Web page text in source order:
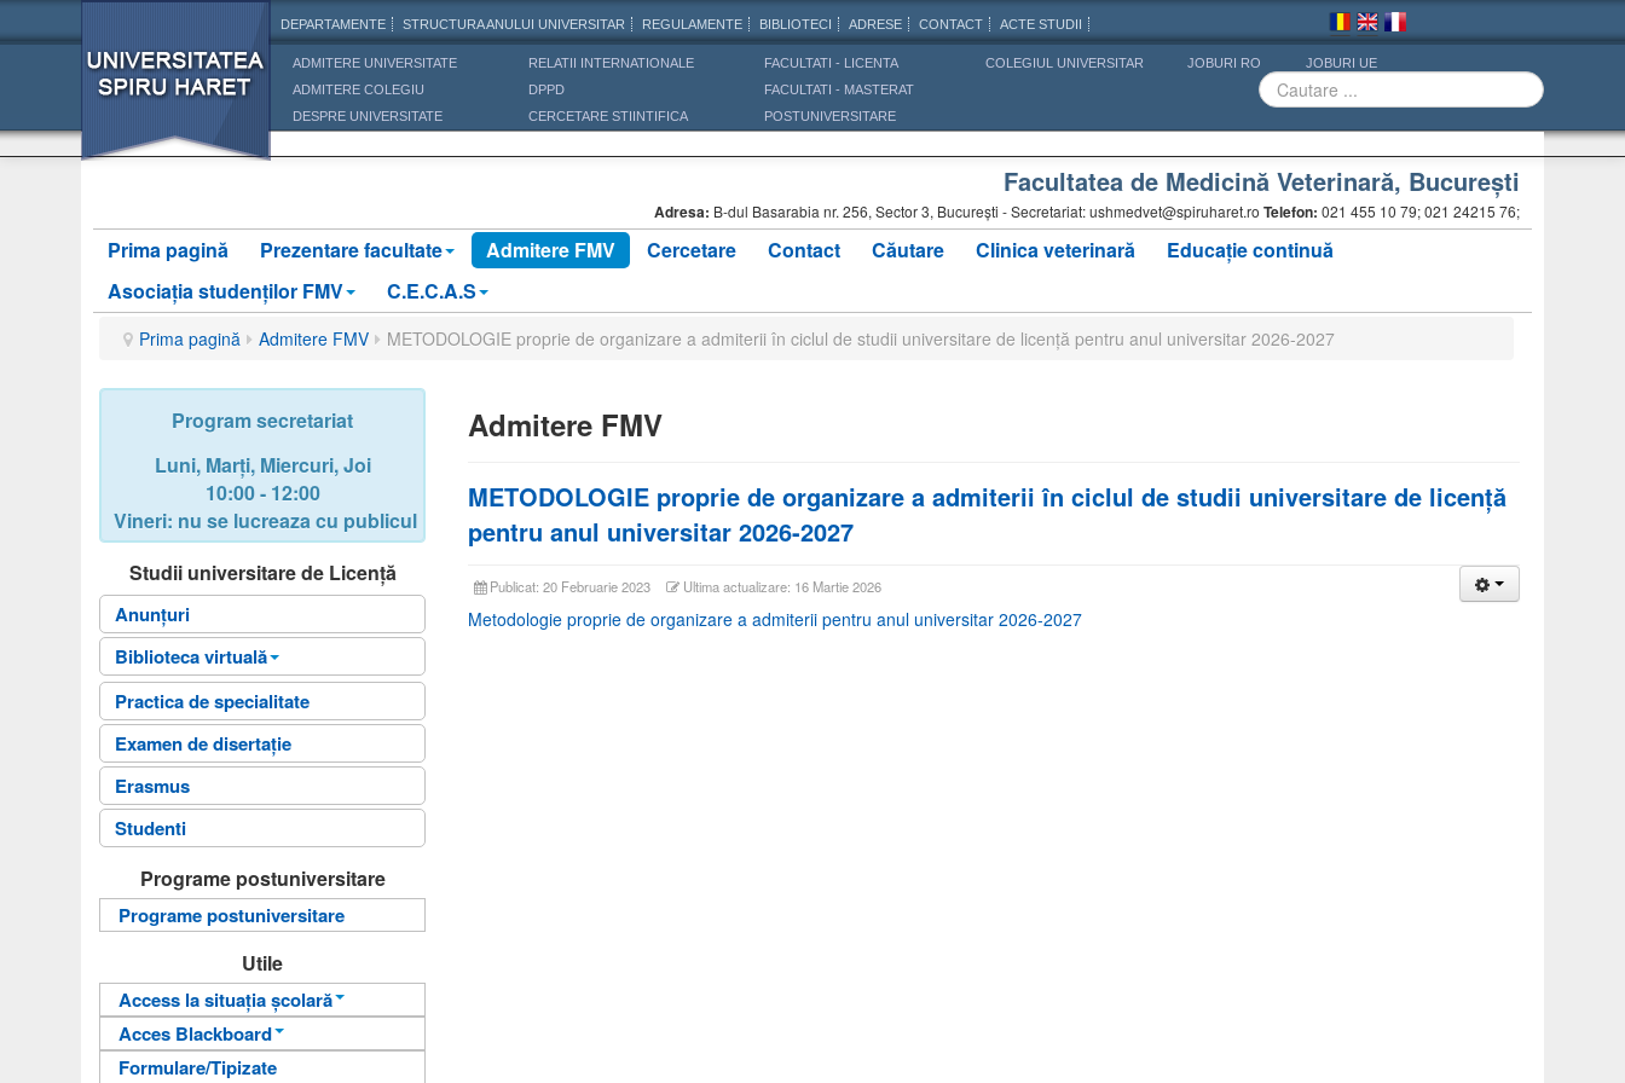
DEPARTAMENTE STRUCTURA ANULUI UNIVERSITAR REGULAMENTE BIBLIOTECI ADRESE CONTACT ACTE STUDII
ADMITERE UNIVERSITATE
ADMITERE COLEGIU
DESPRE UNIVERSITATE
RELATII INTERNATIONALE
DPPD
CERCETARE STIINTIFICA
FACULTATI - LICENTA
FACULTATI - MASTERAT
POSTUNIVERSITARE
COLEGIUL UNIVERSITAR JOBURI RO JOBURI UE
Facultatea de Medicină Veterinară, Bucureşti
Adresa: B-dul Basarabia nr. 256, Sector 3, Bucureşti - Secretariat: ushmedvet@spiruharet.ro Telefon: 021 455 10 79; 021 24215 76;
Prima pagină Prezentare facultate Admitere FMV Cercetare Contact Căutare Clinica veterinară
Educație continuă
Asociaţia studenţilor FMV
C.E.C.A.S
Prima pagină Admitere FMV METODOLOGIE proprie de organizare a admiterii în ciclul de studii universitare de licenţă pentru anul universitar 2026-2027
Program secretariat
Luni, Marți, Miercuri, Joi
10:00 - 12:00
Vineri: nu se lucreaza cu publicul
Studii universitare de Licență
Anunțuri
Biblioteca virtuală
Biblioteca Facultatii
Fişele disciplinelor
Ghiduri universitare
Planuri de învățământ
Teme Examen
Sinteze cursuri
Carti online
Practica de specialitate
Examen de disertație
Erasmus
Studenti
Programe postuniversitare
Programe postuniversitare
Utile
Access la situația școlară
Informații pentru acces
Autentificare
Acces Blackboard
Informații pentru acces
Formulare/Tipizate
Admitere FMV
METODOLOGIE proprie de organizare a admiterii în ciclul de studii universitare de licenţă
pentru anul universitar 2026-2027
Publicat: 20 Februarie 2023 Ultima actualizare: 16 Martie 2026
Metodologie proprie de organizare a admiterii pentru anul universitar 2026-2027